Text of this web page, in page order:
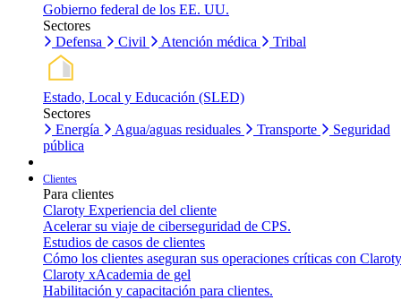
Gobierno federal de los EE. UU.
Sectores
Defensa
Civil Atención médica Tribal
Estado, Local y Educación (SLED)
Sectores
Energía
Agua/aguas residuales Transporte
Seguridad
pública
Clientes
Para clientes
Claroty Experiencia del cliente
Acelerar su viaje de ciberseguridad de CPS.
Estudios de casos de clientes
Cómo los clientes aseguran sus operaciones críticas con
Claroty xAcademia de gel
Habilitación y capacitación para clientes.